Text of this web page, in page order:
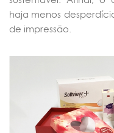
haja menos
de impressão.